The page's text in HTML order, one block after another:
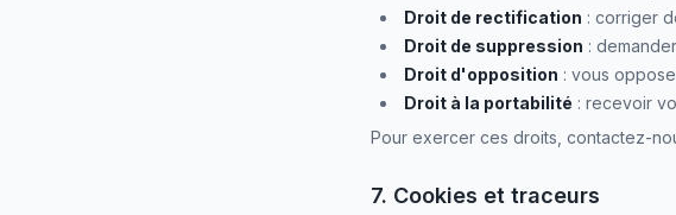
Droit de rectification : corriger
Droit de suppression :
Droit d'opposition : vous
Droit à la portabilité : recevoir
Pour exercer ces droits, contactez-
7. Cookies et traceurs